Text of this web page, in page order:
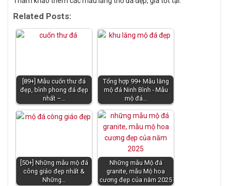
Related Posts:
[89+] Mẫu cuốn thư đá
đẹp, bình phong đá đẹp
nhất –…
Tổng hợp 99+ Mẫu lăng
mộ đá Ninh Bình - Mẫu
mộ đá…
[50+] Những mẫu mộ đá
công giáo đẹp nhất &
Những…
Những mẫu Mộ đá
granite, mẫu Mộ hoa
cương đẹp của năm 2025